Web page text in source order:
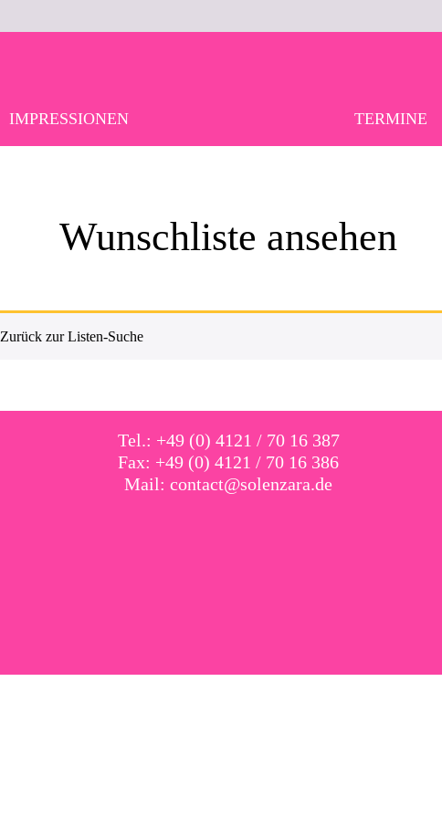
IMPRESSIONEN TERMINE
Wunschliste ansehen
Zurück zur Listen-Suche
Tel.: +49 (0) 4121 / 70 16 387
Fax: +49 (0) 4121 / 70 16 386
Mail: contact@solenzara.de